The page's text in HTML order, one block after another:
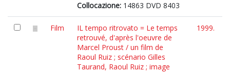
Collocazione: 14863 DVD 8403
Film
IL tempo ritrovato = Le temps
retrouvé, d'après l'oeuvre de
Marcel Proust / un film de
Raoul Ruiz ; scénario Gilles
Taurand, Raoul Ruiz ; image
1999.